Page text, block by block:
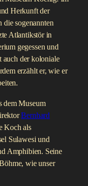
Herkunft der
die sogenannten
Atlantikstör in
gegessen und
auch der koloniale
erzählt er, wie er
dem Museum
Bernhard
Koch als
Sulawesi und
Amphibien. Seine
wie unser